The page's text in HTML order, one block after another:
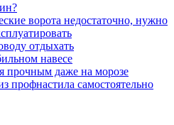
ворота недостаточно, нужно
отдыхать
навесе
прочным даже на морозе
профнастила самостоятельно